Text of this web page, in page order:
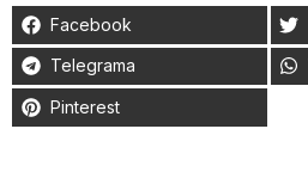
Facebook
Telegrama
Pinterest